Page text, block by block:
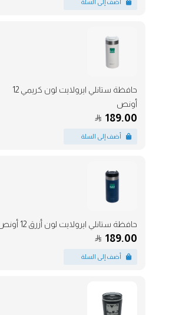
حافظة ستانلي ايرولايت لون كريمي 12
أونص
189.00
حافظة ستانلي ايرولايت لون أزرق 12 أونص
189.00